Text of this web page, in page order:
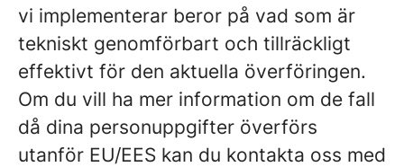
vi implementerar beror på vad som är
tekniskt genomförbart och tillräckligt
effektivt för den aktuella överföringen.
Om du vill ha mer information om de fall
då dina personuppgifter överförs
utanför EU/EES kan du kontakta oss med